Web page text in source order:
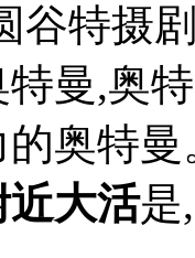
谷特摄
曼,奥特
奥特
近大活是